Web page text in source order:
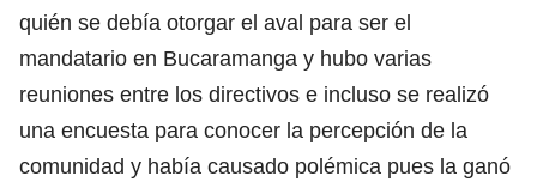
quién se debía otorgar el aval para ser el
mandatario en Bucaramanga y hubo varias
reuniones entre los directivos e incluso se realizó
una encuesta para conocer la percepción de la
comunidad y había causado polémica pues la ganó